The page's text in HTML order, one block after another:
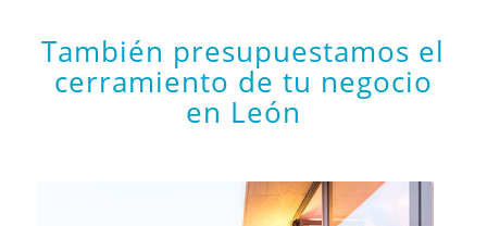
También presupuestamos el
cerramiento de tu negocio
en León